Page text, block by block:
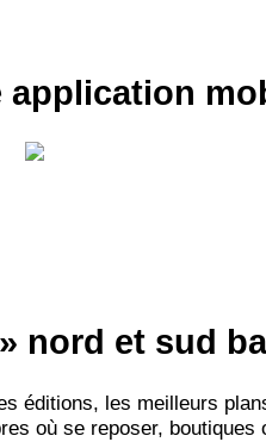
application
nord et sud
éditions, les meilleurs
où se reposer, boutiques